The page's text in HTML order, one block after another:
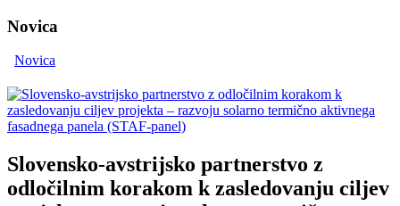
Novica
Novica
Slovensko-avstrijsko partnerstvo z
odločilnim korakom k zasledovanju ciljev